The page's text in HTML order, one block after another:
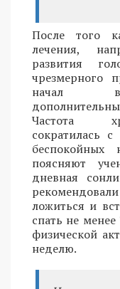
После того
лечения,
развития
чрезмерного
начал
Частота
сократилась
поясняют
дневная
ложиться и
спать не
физической
неделю.